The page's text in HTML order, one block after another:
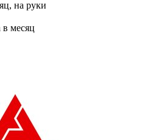
на руки
месяц